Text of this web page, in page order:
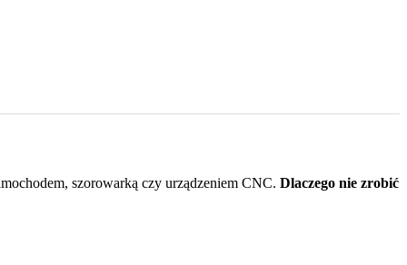
szorowarką czy urządzeniem CNC. Dlaczego nie zrobić